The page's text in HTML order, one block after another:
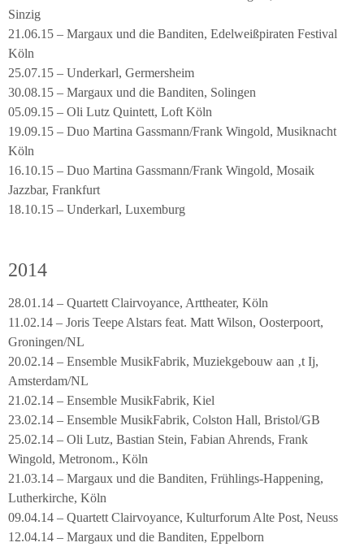
Sinzig
21.06.15 – Margaux und die Banditen, Edelweißpiraten Festival
Köln
25.07.15 – Underkarl, Germersheim
30.08.15 – Margaux und die Banditen, Solingen
05.09.15 – Oli Lutz Quintett, Loft Köln
19.09.15 – Duo Martina Gassmann/Frank Wingold, Musiknacht
Köln
16.10.15 – Duo Martina Gassmann/Frank Wingold, Mosaik
Jazzbar, Frankfurt
18.10.15 – Underkarl, Luxemburg
2014
28.01.14 – Quartett Clairvoyance, Arttheater, Köln
11.02.14 – Joris Teepe Alstars feat. Matt Wilson, Oosterpoort,
Groningen/NL
20.02.14 – Ensemble MusikFabrik, Muziekgebouw aan ‚t Ij,
Amsterdam/NL
21.02.14 – Ensemble MusikFabrik, Kiel
23.02.14 – Ensemble MusikFabrik, Colston Hall, Bristol/GB
25.02.14 – Oli Lutz, Bastian Stein, Fabian Ahrends, Frank
Wingold, Metronom., Köln
21.03.14 – Margaux und die Banditen, Frühlings-Happening,
Lutherkirche, Köln
09.04.14 – Quartett Clairvoyance, Kulturforum Alte Post, Neuss
12.04.14 – Margaux und die Banditen, Eppelborn